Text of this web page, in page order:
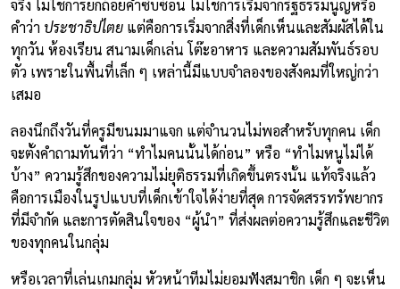
จริง ไม่ใช่การยกถ้อยคำซับซ้อน ไม่ใช่การเริ่มจากรัฐธรรมนูญหรือ
คำว่า ประชาธิปไตย แต่คือการเริ่มจากสิ่งที่เด็กเห็นและสัมผัสได้ใน
ทุกวัน ห้องเรียน สนามเด็กเล่น โต๊ะอาหาร และความสัมพันธ์รอบ
ตัว เพราะในพื้นที่เล็ก ๆ เหล่านี้มีแบบจำลองของสังคมที่ใหญ่กว่า
เสมอ
ลองนึกถึงวันที่ครูมีขนมมาแจก แต่จำนวนไม่พอสำหรับทุกคน เด็ก
จะตั้งคำถามทันทีว่า “ทำไมคนนั้นได้ก่อน” หรือ “ทำไมหนูไม่ได้
บ้าง” ความรู้สึกของความไม่ยุติธรรมที่เกิดขึ้นตรงนั้น แท้จริงแล้ว
คือการเมืองในรูปแบบที่เด็กเข้าใจได้ง่ายที่สุด การจัดสรรทรัพยากร
ที่มีจำกัด และการตัดสินใจของ “ผู้นำ” ที่ส่งผลต่อความรู้สึกและชีวิต
ของทุกคนในกลุ่ม
หรือเวลาที่เล่นเกมกลุ่ม หัวหน้าทีมไม่ยอมฟังสมาชิก เด็ก ๆ จะเห็น